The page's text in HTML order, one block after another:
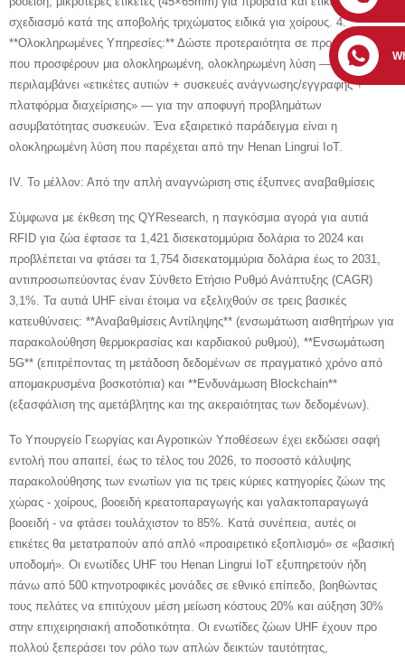
σχεδιασμό κατά της αποβολής τριχώματος ειδικά για χοίρους. 4.
**Ολοκληρωμένες Υπηρεσίες:** Δώστε προτεραιότητα σε προμηθευτές
που προσφέρουν μια ολοκληρωμένη, ολοκληρωμένη λύση — που
περιλαμβάνει «ετικέτες αυτιών + συσκευές ανάγνωσης/εγγραφής +
πλατφόρμα διαχείρισης» — για την αποφυγή προβλημάτων
ασυμβατότητας συσκευών. Ένα εξαιρετικό παράδειγμα είναι η
ολοκληρωμένη λύση που παρέχεται από την Henan Lingrui IoT.
IV. Το μέλλον: Από την απλή αναγνώριση στις έξυπνες αναβαθμίσεις
Σύμφωνα με έκθεση της QYResearch, η παγκόσμια αγορά για αυτιά
RFID για ζώα έφτασε τα 1,421 δισεκατομμύρια δολάρια το 2024 και
προβλέπεται να φτάσει τα 1,754 δισεκατομμύρια δολάρια έως το 2031,
αντιπροσωπεύοντας έναν Σύνθετο Ετήσιο Ρυθμό Ανάπτυξης (CAGR)
3,1%. Τα αυτιά UHF είναι έτοιμα να εξελιχθούν σε τρεις βασικές
κατευθύνσεις: **Αναβαθμίσεις Αντίληψης** (ενσωμάτωση αισθητήρων για
παρακολούθηση θερμοκρασίας και καρδιακού ρυθμού), **Ενσωμάτωση
5G** (επιτρέποντας τη μετάδοση δεδομένων σε πραγματικό χρόνο από
απομακρυσμένα βοσκοτόπια) και **Ενδυνάμωση Blockchain**
(εξασφάλιση της αμετάβλητης και της ακεραιότητας των δεδομένων).
Το Υπουργείο Γεωργίας και Αγροτικών Υποθέσεων έχει εκδώσει σαφή
εντολή που απαιτεί, έως το τέλος του 2026, το ποσοστό κάλυψης
παρακολούθησης των ενωτίων για τις τρεις κύριες κατηγορίες ζώων της
χώρας - χοίρους, βοοειδή κρεατοπαραγωγής και γαλακτοπαραγωγά
βοοειδή - να φτάσει τουλάχιστον το 85%. Κατά συνέπεια, αυτές οι
ετικέτες θα μετατραπούν από απλό «προαιρετικό εξοπλισμό» σε «βασική
υποδομή». Οι ενωτίδες UHF του Henan Lingrui IoT εξυπηρετούν ήδη
πάνω από 500 κτηνοτροφικές μονάδες σε εθνικό επίπεδο, βοηθώντας
τους πελάτες να επιτύχουν μέση μείωση κόστους 20% και αύξηση 30%
στην επιχειρησιακή αποδοτικότητα. Οι ενωτίδες ζώων UHF έχουν προ
πολλού ξεπεράσει τον ρόλο των απλών δεικτών ταυτότητας,